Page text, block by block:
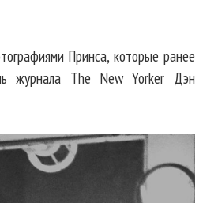
Принса, которые ранее
журнала The New Yorker Дэн